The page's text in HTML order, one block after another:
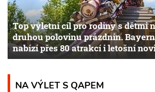
Top výletní cíl pro rodiny s dětmi
druhou polovinu prázdnin.
nabízí přes 80 atrakcí i letošní
NA VÝLET S QAPEM